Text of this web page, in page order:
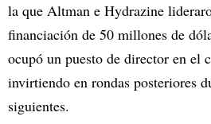
la que Altman e Hydrazine
financiación de 50 millones de
ocupó un puesto de director en el
invirtiendo en rondas posteriores
siguientes.